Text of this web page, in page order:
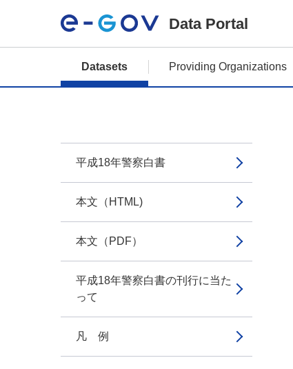
Data Portal
Datasets Providing Organizations
平成18年警察白書
本文（HTML)
本文（PDF）
平成18年警察白書の刊行に当た
って
凡 例